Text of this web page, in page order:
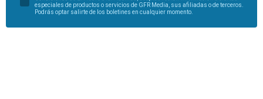
especiales de productos o servicios de GFR Media, sus afiliadas o de terceros.
Podrás optar salirte de los boletines en cualquier momento.